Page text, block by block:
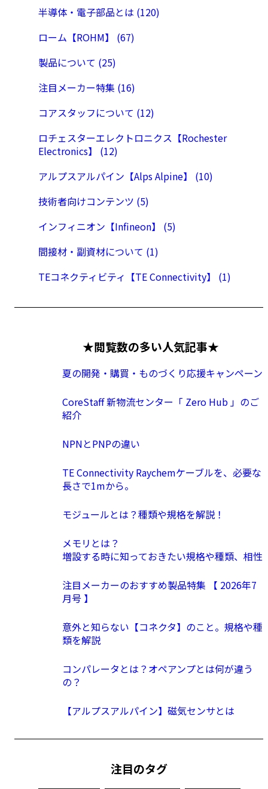
半導体・電子部品とは (120)
ローム【ROHM】 (67)
製品について (25)
注目メーカー特集 (16)
コアスタッフについて (12)
ロチェスターエレクトロニクス【Rochester
Electronics】 (12)
アルプスアルパイン【Alps Alpine】 (10)
技術者向けコンテンツ (5)
インフィニオン【Infineon】 (5)
間接材・副資材について (1)
TEコネクティビティ【TE Connectivity】 (1)
★閲覧数の多い人気記事★
夏の開発・購買・ものづくり応援キャンペーン
CoreStaff 新物流センター「 Zero Hub 」のご
紹介
NPNとPNPの違い
TE Connectivity Raychemケーブルを、必要な
長さで1mから。
モジュールとは？種類や規格を解説！
メモリとは？
増設する時に知っておきたい規格や種類、相性
注目メーカーのおすすめ製品特集 【 2026年7
月号 】
意外と知らない【コネクタ】のこと。規格や種
類を解説
コンパレータとは？オペアンプとは何が違う
の？
【アルプスアルパイン】磁気センサとは
注目のタグ